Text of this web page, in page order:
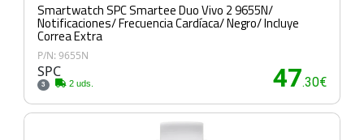
Smartwatch SPC Smartee Duo Vivo 2 9655N/
Notificaciones/ Frecuencia Cardíaca/ Negro/ Incluye
Correa Extra
P/N: 9655N
SPC
3 2 uds. 47.30€